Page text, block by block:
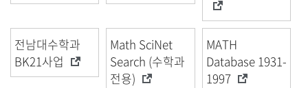
전남대수학과
BK21사업
Math SciNet
Search (수학과
전용)
MATH
Database 1931-
1997